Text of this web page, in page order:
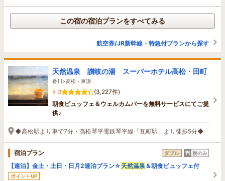
この宿の宿泊プランをすべてみる
航空券/JR新幹線・特急付プランから探す
天然温泉 讃岐の湯 スーパーホテル高松・田町
香川>高松・東讃
4.3
(3,227件)
朝食ビュッフェ＆ウェルカムバーを無料サービスにてご提
供♪
◆高松駅より車で7分・高松琴平電鉄琴平線「瓦町駅」より徒歩5分◆
宿泊プラン ダブル 朝のみ
【連泊】金土・土日・日月2連泊プラン☆ 天然温泉 ＆朝食ビュッフェ付
ポイントUP